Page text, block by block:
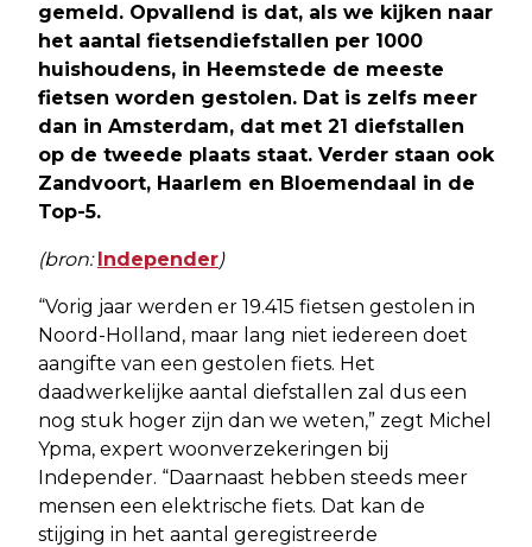
gemeld. Opvallend is dat, als we kijken naar
het aantal fietsendiefstallen per 1000
huishoudens, in Heemstede de meeste
fietsen worden gestolen. Dat is zelfs meer
dan in Amsterdam, dat met 21 diefstallen
op de tweede plaats staat. Verder staan ook
Zandvoort, Haarlem en Bloemendaal in de
Top-5.
(bron:Independer)
“Vorig jaar werden er 19.415 fietsen gestolen in
Noord-Holland, maar lang niet iedereen doet
aangifte van een gestolen fiets. Het
daadwerkelijke aantal diefstallen zal dus een
nog stuk hoger zijn dan we weten,” zegt Michel
Ypma, expert woonverzekeringen bij
Independer. “Daarnaast hebben steeds meer
mensen een elektrische fiets. Dat kan de
stijging in het aantal geregistreerde